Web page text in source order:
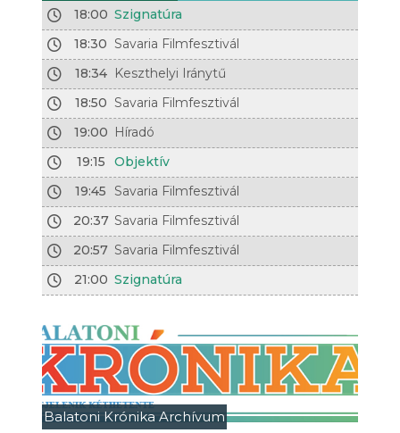
18:00 Szignatúra
18:30 Savaria Filmfesztivál
18:34 Keszthelyi Iránytű
18:50 Savaria Filmfesztivál
19:00 Híradó
19:15
Objektív
19:45
Savaria Filmfesztivál
20:37 Savaria Filmfesztivál
20:57 Savaria Filmfesztivál
21:00 Szignatúra
Balatoni Krónika Archívum